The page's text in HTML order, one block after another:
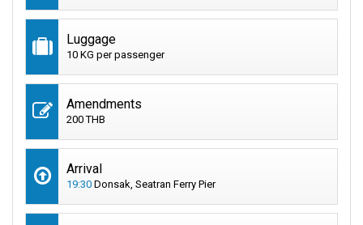
Luggage
10 KG per passenger
Amendments
200 THB
Arrival
19:30 Donsak, Seatran Ferry Pier